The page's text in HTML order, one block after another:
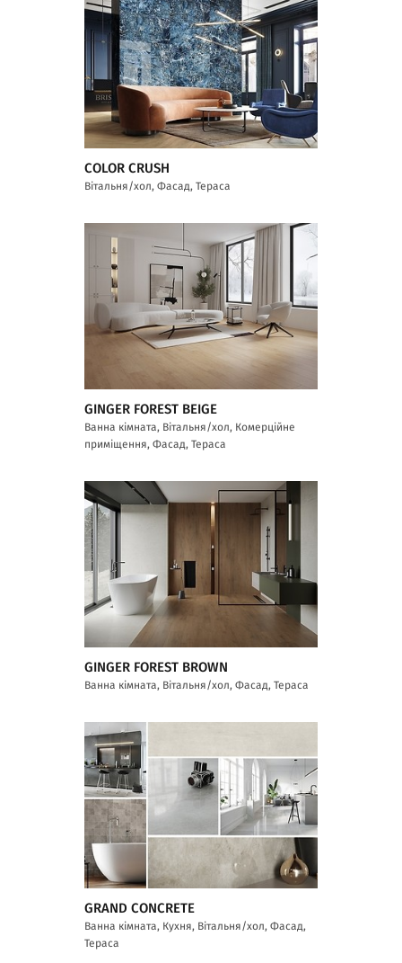
COLOR CRUSH
Вітальня/хол, Фасад, Тераса
GINGER FOREST BEIGE
Ванна кімната, Вітальня/хол, Комерційне
приміщення, Фасад, Тераса
GINGER FOREST BROWN
Ванна кімната, Вітальня/хол, Фасад, Тераса
GRAND CONCRETE
Ванна кімната, Кухня, Вітальня/хол, Фасад,
Тераса